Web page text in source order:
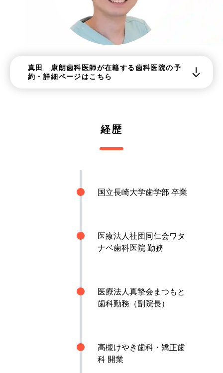
真田 康朗歯科医師が在籍する歯科医院の予
約・詳細ページはこちら
経歴
国立長崎大学歯学部 卒業
医療法人社団同仁会ワタ
ナベ歯科医院 勤務
医療法人真摯会まつもと
歯科勤務（副院長）
高槻けやき歯科・矯正歯
科 開業